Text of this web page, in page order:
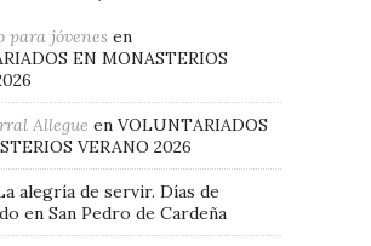
para jóvenes en
EN MONASTERIOS
Allegue en VOLUNTARIADOS
VERANO 2026
alegría de servir. Días de
en San Pedro de Cardeña